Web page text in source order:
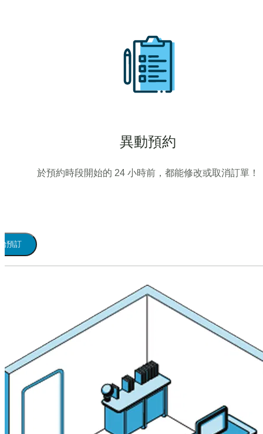
異動預約
於預約時段開始的 24 小時前，都能修改或取消訂單！
預訂